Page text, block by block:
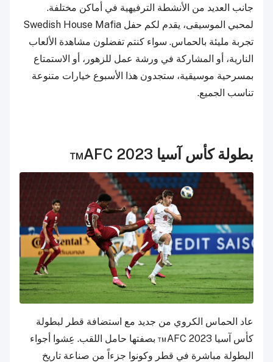
جانب العديد من الأنشطة الترفيهية في أماكن مختلفة.
لمحبي الموسيقى، يقدم لكم حفل Swedish House Mafia
تجربة مليئة بالحماس. سواء كنتم تفضلون مشاهدة الألعاب
النارية، أو المشاركة في ورشة عمل للزهور، أو الاستمتاع
بمسرحية موسيقية، ستجدون هذا الأسبوع خيارات متنوعة
تناسب الجميع.
بطولة كأس آسيا AFC 2023™
عاد الحماس الكروي من جديد مع استضافة قطر لبطولة
كأس آسيا AFC 2023™ بصفتها حامل اللقب. عِشوا أجواء
البطولة مباشرة في قطر وكونوا جزءاً من صناعة تاريخ